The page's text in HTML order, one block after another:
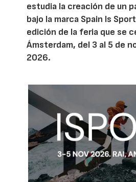
estudia la creación de un
bajo la marca Spain Is
edición de la feria que se
Ámsterdam, del 3 al 5 de
2026.